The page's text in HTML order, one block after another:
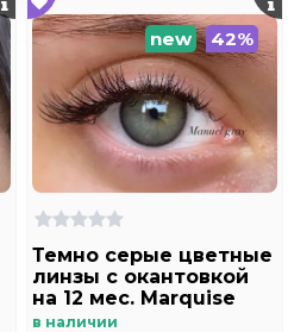
new 42%
Темно серые цветные
линзы c окантовкой
на 12 мес. Marquise
Manuel gray ( с легким
в наличии